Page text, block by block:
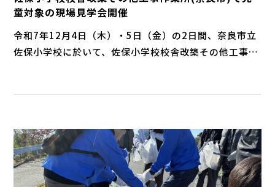
童対象の現場見学会開催
令和7年12月4日（木）・5日（金）の2日間、奈良市立
佐保小学校に於いて、佐保小学校校舎改築その他工事
め